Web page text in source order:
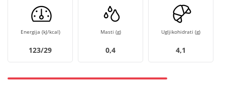
Energija (kJ/kcal)
123/29
Masti (g)
0,4
Ugljikohidrati (g)
4,1